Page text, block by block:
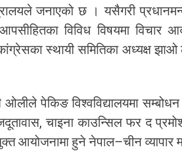
जनाएको छ । यसैगरी
आपसीहितका विविध विषयमा विचार
स्थायी समितिका अध्यक्ष
ओलीले पेकिङ विश्वविद्यालयमा
चाइना काउन्सिल फर द
आयोजनामा हुने नेपाल–चीन व्यापार